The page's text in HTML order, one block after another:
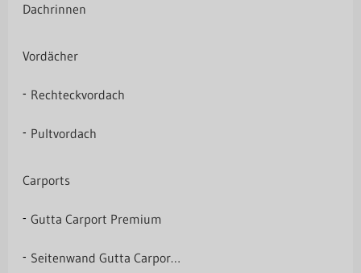
Dachrinnen
Vordächer
Rechteckvordach
Pultvordach
Carports
Gutta Carport Premium
Seitenwand Gutta Carport Premium